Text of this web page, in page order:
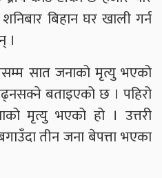
बिहान घर खाली गर्न
।
सात जनाको मृत्यु भएको
बताइएको छ । पहिरो
मृत्यु भएको हो । उत्तरी
तीन जना बेपत्ता भएका